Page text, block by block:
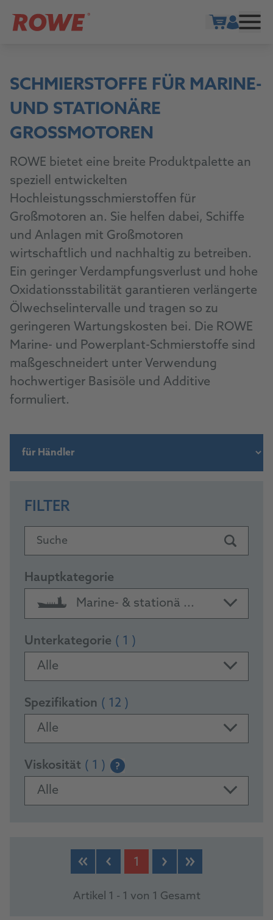
SCHMIERSTOFFE FÜR MARINE-
UND STATIONÄRE
GROSSMOTOREN
ROWE bietet eine breite Produktpalette an
speziell entwickelten
Hochleistungsschmierstoffen für
Großmotoren an. Sie helfen dabei, Schiffe
und Anlagen mit Großmotoren
wirtschaftlich und nachhaltig zu betreiben.
Ein geringer Verdampfungsverlust und hohe
Oxidationsstabilität garantieren verlängerte
Ölwechselintervalle und tragen so zu
geringeren Wartungskosten bei. Die ROWE
Marine- und Powerplant-Schmierstoffe sind
maßgeschneidert unter Verwendung
hochwertiger Basisöle und Additive
formuliert.
FILTER
Suche
Hauptkategorie
Marine- & stationä ...
Unterkategorie ( 1 )
Alle
Spezifikation ( 12 )
Alle
Viskosität ( 1 ) ?
Alle
PRODUKTE
1
Artikel 1 - 1 von 1 Gesamt